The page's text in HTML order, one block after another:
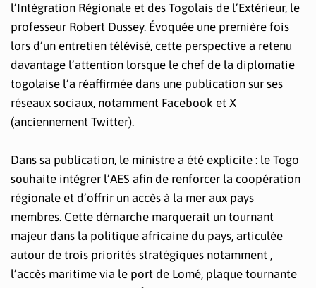
l’Intégration Régionale et des Togolais de l’Extérieur, le
professeur Robert Dussey. Évoquée une première fois
lors d’un entretien télévisé, cette perspective a retenu
davantage l’attention lorsque le chef de la diplomatie
togolaise l’a réaffirmée dans une publication sur ses
réseaux sociaux, notamment Facebook et X
(anciennement Twitter).
Dans sa publication, le ministre a été explicite : le Togo
souhaite intégrer l’AES afin de renforcer la coopération
régionale et d’offrir un accès à la mer aux pays
membres. Cette démarche marquerait un tournant
majeur dans la politique africaine du pays, articulée
autour de trois priorités stratégiques notamment ,
l’accès maritime via le port de Lomé, plaque tournante